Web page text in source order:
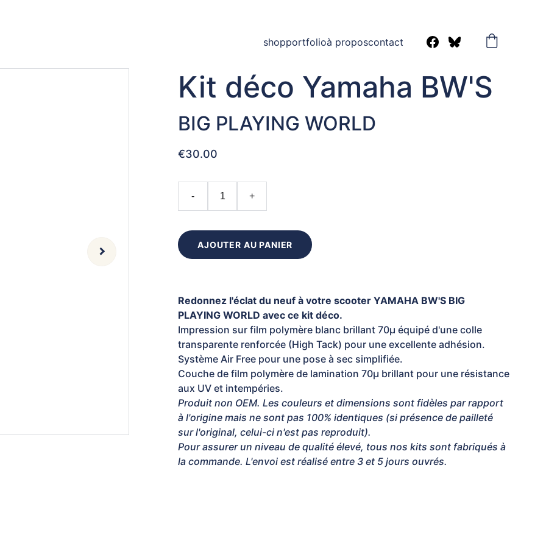
shopportfolioà proposcontact
Kit déco Yamaha BW'S
BIG PLAYING WORLD
€30.00
- +
AJOUTER AU PANIER
Redonnez l'éclat du neuf à votre scooter YAMAHA BW'S BIG
PLAYING WORLD avec ce kit déco.
Impression sur film polymère blanc brillant 70µ équipé d'une colle
transparente renforcée (High Tack) pour une excellente adhésion.
Système Air Free pour une pose à sec simplifiée.
Couche de film polymère de lamination 70µ brillant pour une résistance
aux UV et intempéries.
Produit non OEM. Les couleurs et dimensions sont fidèles par rapport
à l'origine mais ne sont pas 100% identiques (si présence de pailleté
sur l'original, celui-ci n'est pas reproduit).
Pour assurer un niveau de qualité élevé, tous nos kits sont fabriqués à
la commande. L'envoi est réalisé entre 3 et 5 jours ouvrés.